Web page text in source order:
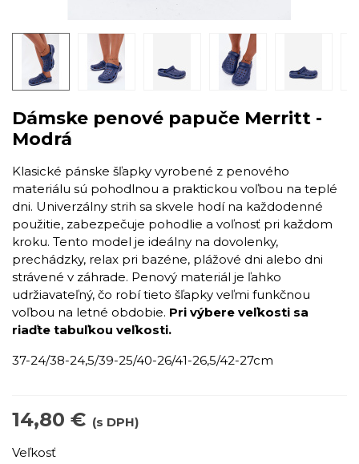
Dámske penové papuče Merritt -
Modrá
Klasické pánske šľapky vyrobené z penového
materiálu sú pohodlnou a praktickou voľbou na teplé
dni. Univerzálny strih sa skvele hodí na každodenné
použitie, zabezpečuje pohodlie a voľnosť pri každom
kroku. Tento model je ideálny na dovolenky,
prechádzky, relax pri bazéne, plážové dni alebo dni
strávené v záhrade. Penový materiál je ľahko
udržiavateľný, čo robí tieto šľapky veľmi funkčnou
voľbou na letné obdobie. Pri výbere veľkosti sa
riaďte tabuľkou veľkosti.
37-24/38-24,5/39-25/40-26/41-26,5/42-27cm
14,80 € (s DPH)
Veľkosť